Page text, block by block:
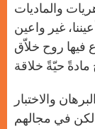
والماديات
غير واعين
فيها روح خلاّق
والاختبار
لكن في مجالهم